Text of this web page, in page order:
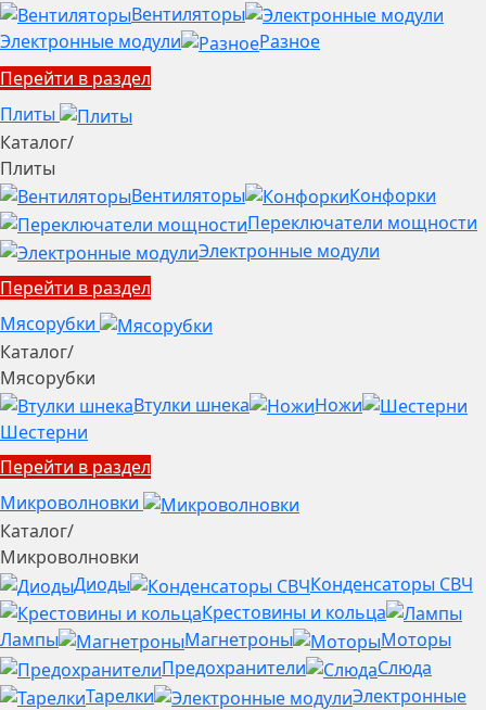
Вентиляторы
Электронные модули
Разное
Перейти в раздел
Плиты
Каталог/
Плиты
Вентиляторы
Конфорки
Переключатели мощности
Электронные модули
Перейти в раздел
Мясорубки
Каталог/
Мясорубки
Втулки шнека
Ножи
Шестерни
Перейти в раздел
Микроволновки
Каталог/
Микроволновки
Диоды
Конденсаторы СВЧ
Крестовины и кольца
Лампы
Магнетроны
Моторы
Предохранители
Слюда
Тарелки
Электронные